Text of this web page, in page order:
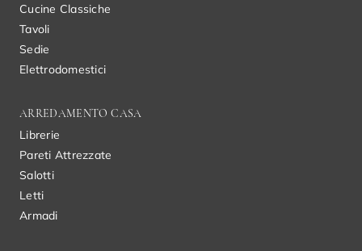
Cucine Classiche
Tavoli
Sedie
Elettrodomestici
ARREDAMENTO CASA
Librerie
Pareti Attrezzate
Salotti
Letti
Armadi